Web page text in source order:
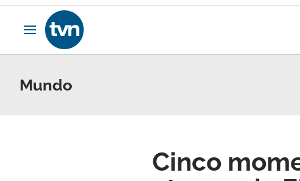
Ir al contenido
Obrir navegació
Mundo
Cinco